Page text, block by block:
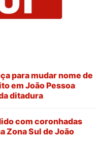
para mudar nome de
em João Pessoa
ditadura
com coronhadas
Zona Sul de João